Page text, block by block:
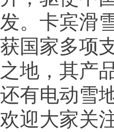
发。卡宾滑
获国家多项
之地，其产
还有电动雪
欢迎大家关